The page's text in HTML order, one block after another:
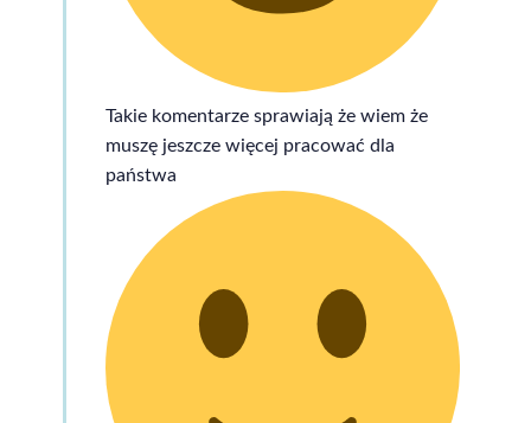
Takie komentarze sprawiają że wiem że
muszę jeszcze więcej pracować dla
państwa